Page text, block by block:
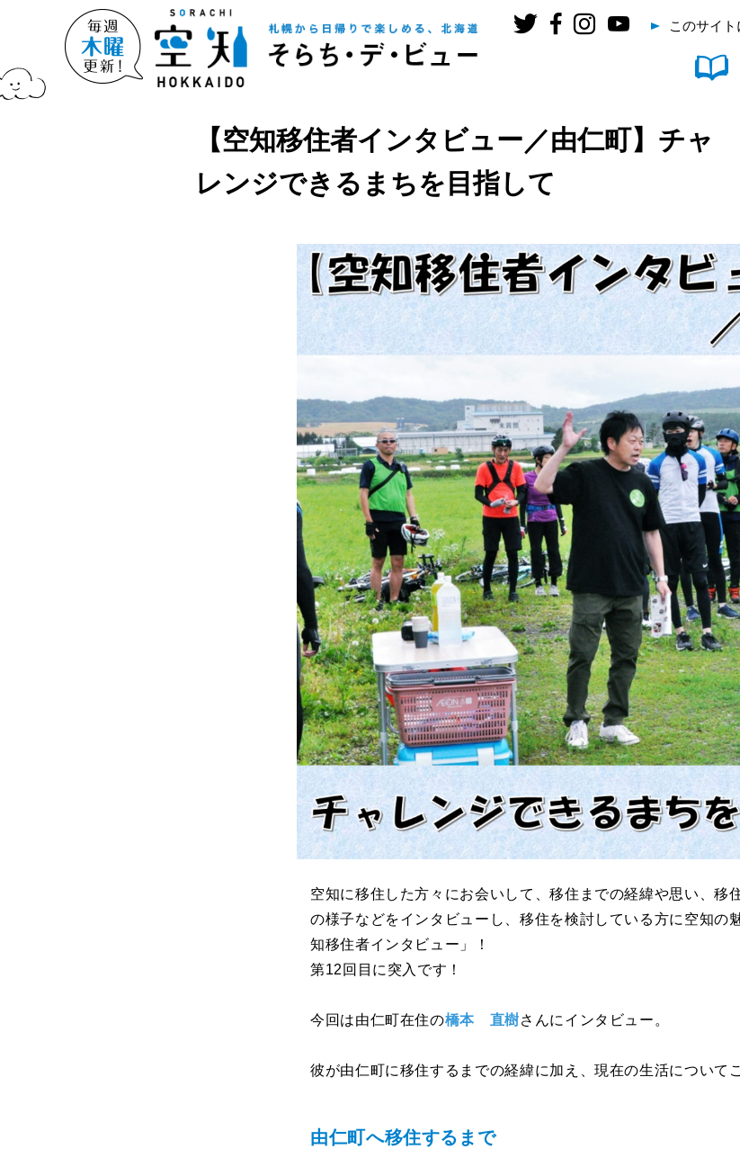
このサイト
【空知移住者インタビュー／由仁町】チャ
レンジできるまちを目指して
空知に移住した方々にお会いして、移住までの経緯や思い、移
の様子などをインタビューし、移住を検討している方に空知の
知移住者インタビュー」！
第12回目に突入です！
今回は由仁町在住の橋本 直樹さんにインタビュー。
彼が由仁町に移住するまでの経緯に加え、現在の生活について
由仁町へ移住するまで